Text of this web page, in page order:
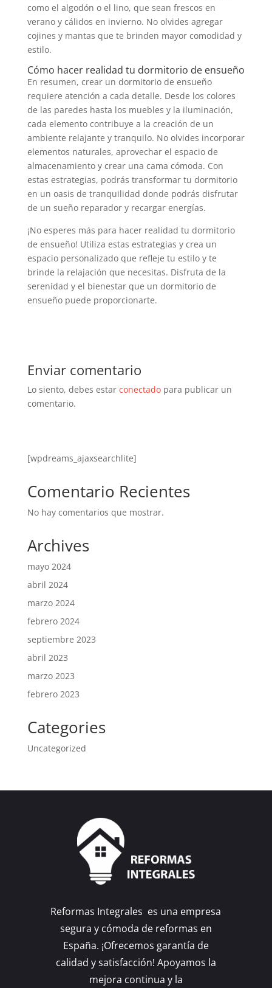
como el algodón o el lino, que sean frescos en
verano y cálidos en invierno. No olvides agregar
cojines y mantas que te brinden mayor comodidad y
estilo.
Cómo hacer realidad tu dormitorio de ensueño
En resumen, crear un dormitorio de ensueño
requiere atención a cada detalle. Desde los colores
de las paredes hasta los muebles y la iluminación,
cada elemento contribuye a la creación de un
ambiente relajante y tranquilo. No olvides incorporar
elementos naturales, aprovechar el espacio de
almacenamiento y crear una cama cómoda. Con
estas estrategias, podrás transformar tu dormitorio
en un oasis de tranquilidad donde podrás disfrutar
de un sueño reparador y recargar energías.
¡No esperes más para hacer realidad tu dormitorio
de ensueño! Utiliza estas estrategias y crea un
espacio personalizado que refleje tu estilo y te
brinde la relajación que necesitas. Disfruta de la
serenidad y el bienestar que un dormitorio de
ensueño puede proporcionarte.
Enviar comentario
Lo siento, debes estar conectadopara publicar un
comentario.
[wpdreams_ajaxsearchlite]
Comentario Recientes
No hay comentarios que mostrar.
Archives
mayo 2024
abril 2024
marzo 2024
febrero 2024
septiembre 2023
abril 2023
marzo 2023
febrero 2023
Categories
Uncategorized
Reformas Integrales es una empresa
segura y cómoda de reformas en
España. ¡Ofrecemos garantía de
calidad y satisfacción! Apoyamos la
mejora continua y la